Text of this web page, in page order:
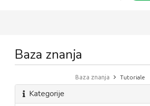
Baza znanja
Baza znanja Tutoriale
Kategorije